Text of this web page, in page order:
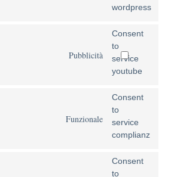
wordpress
Pubblicità
Consent
to
service
youtube
Funzionale
Consent
to
service
complianz
Consent
to